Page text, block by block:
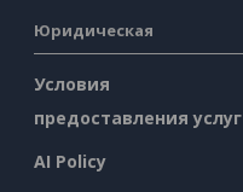
Юридическая
Условия
предоставления услуг
AI Policy